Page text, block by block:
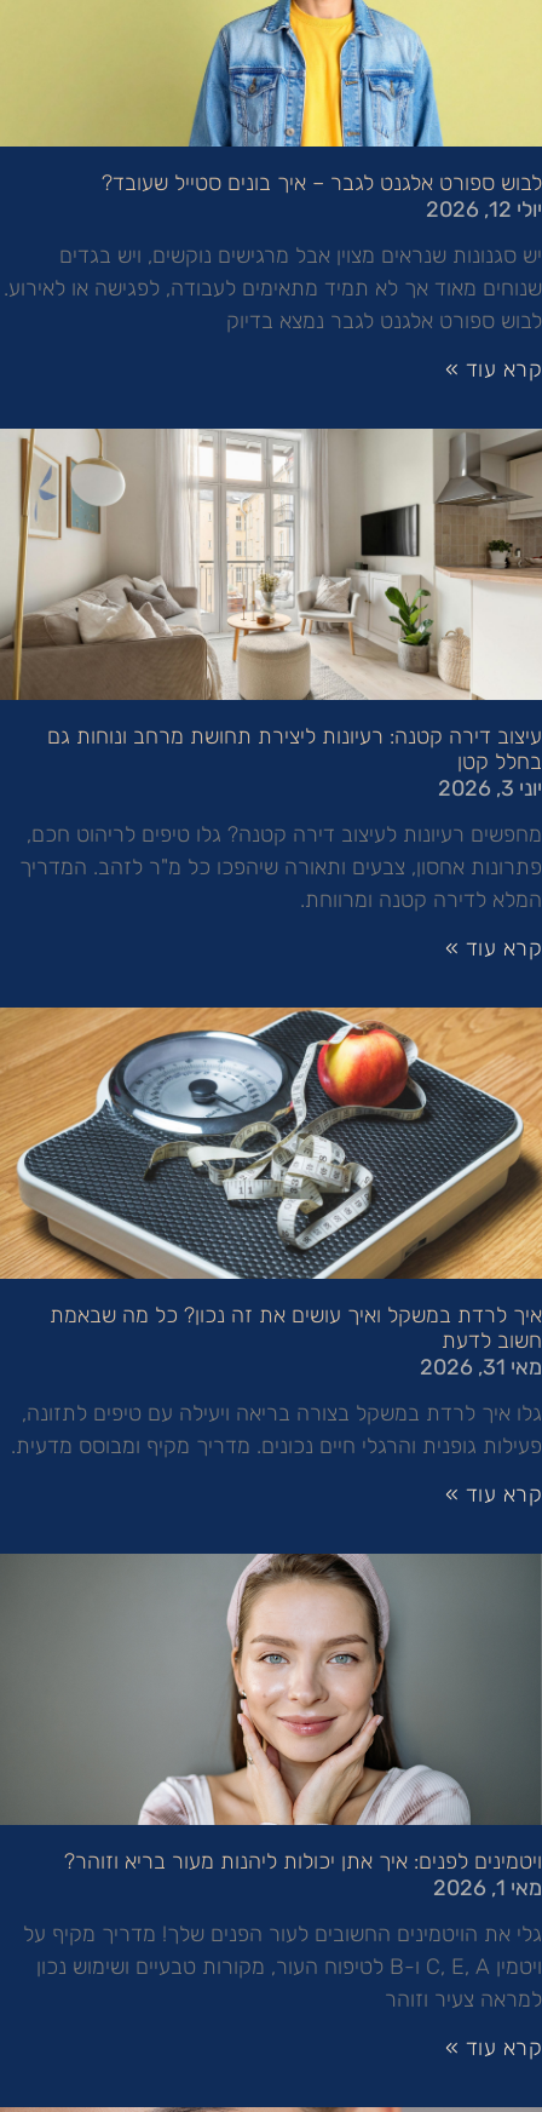
לבוש ספורט אלגנט לגבר – איך בונים סטייל שעובד?
יולי 12, 2026
יש סגנונות שנראים מצוין אבל מרגישים נוקשים, ויש בגדים
שנוחים מאוד אך לא תמיד מתאימים לעבודה, לפגישה או לאירוע.
לבוש ספורט אלגנט לגבר נמצא בדיוק
קרא עוד »
עיצוב דירה קטנה: רעיונות ליצירת תחושת מרחב ונוחות גם
בחלל קטן
יוני 3, 2026
מחפשים רעיונות לעיצוב דירה קטנה? גלו טיפים לריהוט חכם,
פתרונות אחסון, צבעים ותאורה שיהפכו כל מ"ר לזהב. המדריך
המלא לדירה קטנה ומרווחת.
קרא עוד »
איך לרדת במשקל ואיך עושים את זה נכון? כל מה שבאמת
חשוב לדעת
מאי 31, 2026
גלו איך לרדת במשקל בצורה בריאה ויעילה עם טיפים לתזונה,
פעילות גופנית והרגלי חיים נכונים. מדריך מקיף ומבוסס מדעית.
קרא עוד »
ויטמינים לפנים: איך אתן יכולות ליהנות מעור בריא וזוהר?
מאי 1, 2026
גלי את הויטמינים החשובים לעור הפנים שלך! מדריך מקיף על
ויטמין C, E, A ו-B לטיפוח העור, מקורות טבעיים ושימוש נכון
למראה צעיר וזוהר
קרא עוד »